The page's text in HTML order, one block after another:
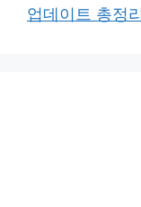
업데이트 총정리